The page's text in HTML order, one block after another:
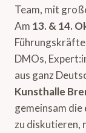
Team, mit
Am 13. & 14.
DMOs,
aus ganz
Kunsthalle
gemeinsam die
zu diskutieren,